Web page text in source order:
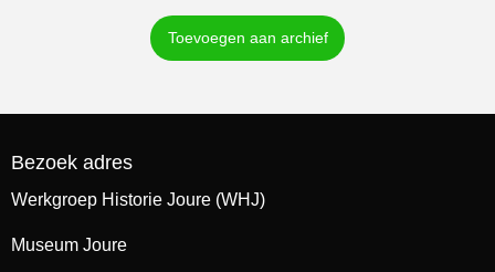
Toevoegen aan archief
Bezoek adres
Werkgroep Historie Joure (WHJ)
Museum Joure